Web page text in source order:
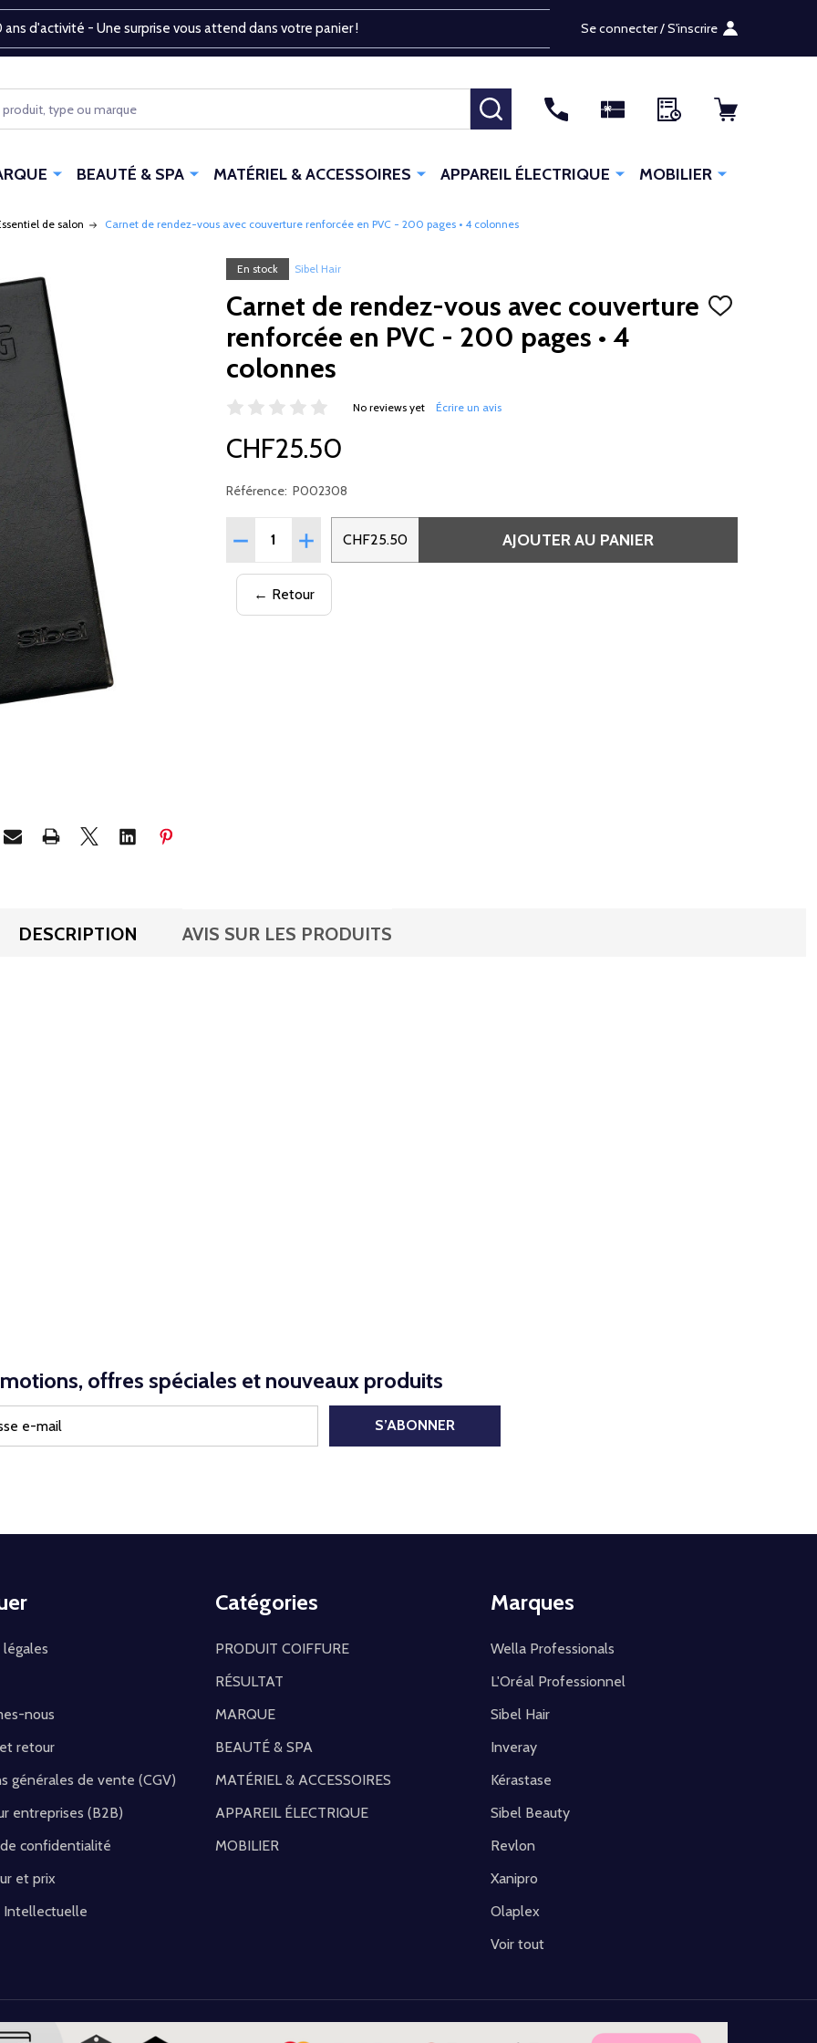
d'activité - Une surprise vous attend dans votre panier ! Se connecter / S'inscrire
RECHERCHER
BEAUTÉ & SPA MATÉRIEL & ACCESSOIRES APPAREIL ÉLECTRIQUE MOBILIER
de salon Carnet de rendez-vous avec couverture renforcée en PVC - 200 pages • 4 colonnes
En stock Sibel Hair
Carnet de rendez-vous avec couverture
renforcée en PVC - 200 pages • 4
colonnes
AJOUTER
No reviews yet Écrire un avis
CHF25.50
Référence: P002308
Quantité:
RÉDUIRE LA QUANTITÉ DE CARNET DE RENDEZ-VOUS AVEC COUVERTURE
AUGMENTER LA QUANTITÉ DE CARNET DE RENDEZ-VOUS AVEC
CHF25.50 AJOUTER AU PANIER
← Retour
DESCRIPTION AVIS SUR LES PRODUITS
offres spéciales et nouveaux produits
S’ABONNER
nous
retour
générales de vente (CGV)
entreprises (B2B)
confidentialité
et prix
Intellectuelle
Catégories
PRODUIT COIFFURE
RÉSULTAT
MARQUE
BEAUTÉ & SPA
MATÉRIEL & ACCESSOIRES
APPAREIL ÉLECTRIQUE
MOBILIER
Marques
Wella Professionals
L'Oréal Professionnel
Sibel Hair
Inveray
Kérastase
Sibel Beauty
Revlon
Xanipro
Olaplex
Voir tout